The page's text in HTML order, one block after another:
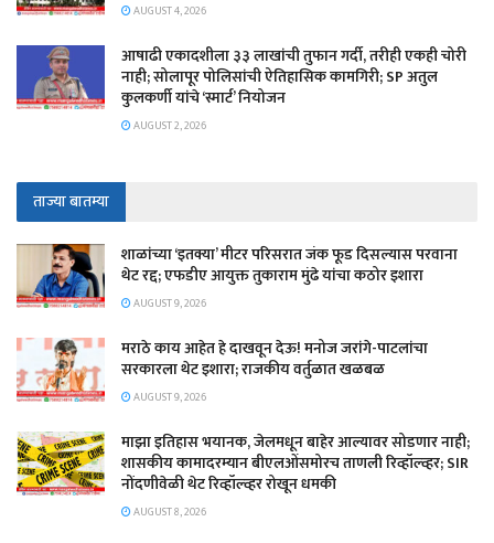
AUGUST 4, 2026
आषाढी एकादशीला ३३ लाखांची तुफान गर्दी, तरीही एकही चोरी
नाही; सोलापूर पोलिसांची ऐतिहासिक कामगिरी; SP अतुल
कुलकर्णी यांचे ‘स्मार्ट’ नियोजन
AUGUST 2, 2026
ताज्या बातम्या
शाळांच्या ‘इतक्या’ मीटर परिसरात जंक फूड दिसल्यास परवाना
थेट रद्द; एफडीए आयुक्त तुकाराम मुंढे यांचा कठोर इशारा
AUGUST 9, 2026
मराठे काय आहेत हे दाखवून देऊ! मनोज जरांगे-पाटलांचा
सरकारला थेट इशारा; राजकीय वर्तुळात खळबळ
AUGUST 9, 2026
माझा इतिहास भयानक, जेलमधून बाहेर आल्यावर सोडणार नाही;
शासकीय कामादरम्यान बीएलओंसमोरच ताणली रिव्हॉल्व्हर; SIR
नोंदणीवेळी थेट रिव्हॉल्व्हर रोखून धमकी
AUGUST 8, 2026